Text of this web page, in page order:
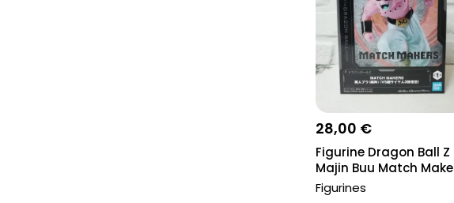
28,00 €
Figurine Dragon Ball Z
Majin Buu Match
Figurines